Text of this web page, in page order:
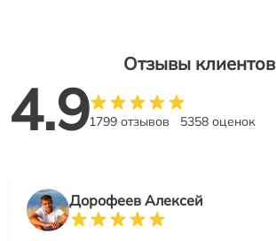
Отзывы клиентов
4.91799 отзывов 5358 оценок
Дорофеев Алексей